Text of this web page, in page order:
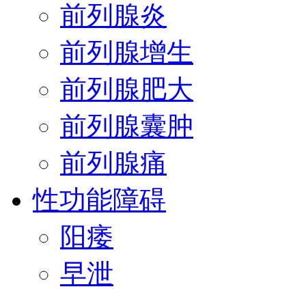
前列腺炎
前列腺增生
前列腺肥大
前列腺囊肿
前列腺痛
性功能障碍
阳痿
早泄